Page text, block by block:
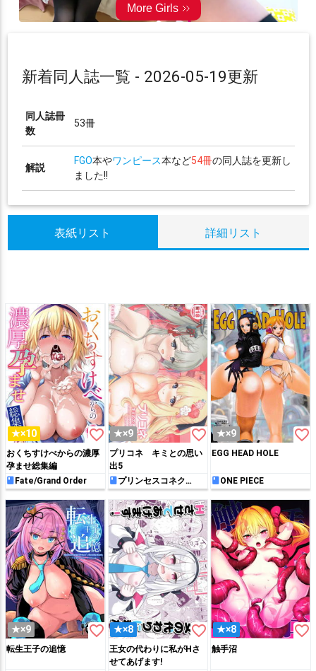
新着同人誌一覧 - 2026-05-19更新
同人誌冊
数
53冊
解説
FGO本やワンピース本など54冊の同人誌を更新し
ました!!
表紙リスト 詳細リスト
★×10 favorite_border
おくちすけべからの濃厚
孕ませ総集編
Fate/Grand Order
★×9 favorite_border
プリコネ キミとの思い
出5
プリンセスコネク
ト!Re:Dive
★×9 favorite_border
EGG HEAD HOLE
ONE PIECE
★×9 favorite_border
転生王子の追憶
★×8 favorite_border
王女の代わりに私がHさ
せてあげます!
★×8 favorite_border
触手沼